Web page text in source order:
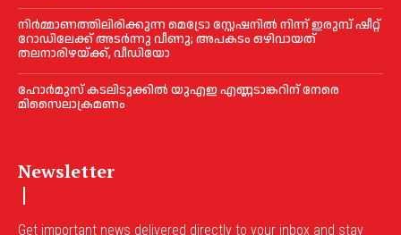
നിർമ്മാണത്തിലിരിക്കുന്ന മെട്രോ സ്റ്റേഷനിൽ നിന്ന് ഇരുമ്പ് ഷീറ്റ്
റോഡിലേക്ക് അടർന്നു വീണു; അപകടം ഒഴിവായത്
തലനാരിഴയ്ക്ക്, വീഡിയോ
ഹോര്‍മുസ് കടലിടുക്കില്‍ യുഎഇ എണ്ണടാങ്കറിന് നേരെ
മിസൈലാക്രമണം
Newsletter
Get important news delivered directly to your inbox and stay